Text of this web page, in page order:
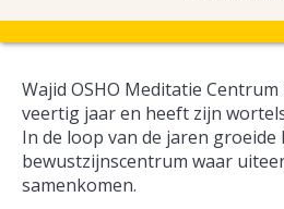
Wajid OSHO Meditatie
veertig jaar en heeft zijn
In de loop van de jaren
bewustzijnscentrum waar
samenkomen.